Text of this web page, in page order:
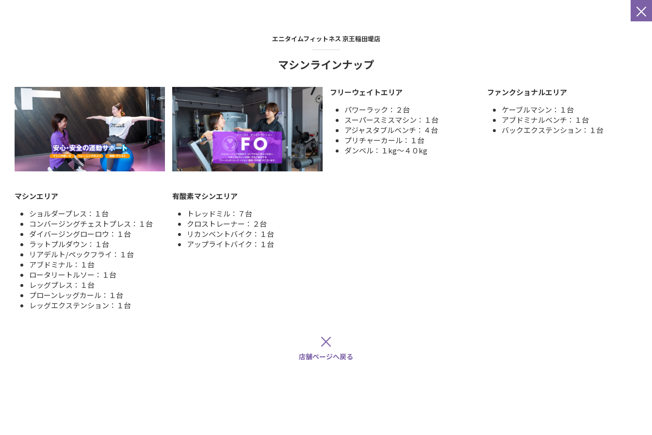
×
エニタイムフィットネス 京王稲田堤店
マシンラインナップ
マシンエリア
ショルダープレス：１台
コンバージングチェストプレス：１台
ダイバージングローロウ：１台
ラットプルダウン：１台
リアデルト/ペックフライ：１台
アブドミナル：１台
ロータリートルソー：１台
レッグプレス：１台
プローンレッグカール：１台
レッグエクステンション：１台
有酸素マシンエリア
トレッドミル：７台
クロストレーナー：２台
リカンベントバイク：１台
アップライトバイク：１台
フリーウェイトエリア
パワーラック：２台
スーパースミスマシン：１台
アジャスタブルベンチ：４台
プリチャーカール：１台
ダンベル：１kg～４０kg
ファンクショナルエリア
ケーブルマシン：１台
アブドミナルベンチ：１台
バックエクステンション：１台
×
店舗ページへ戻る